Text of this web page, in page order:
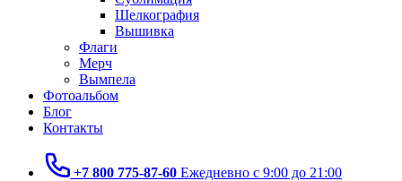
Шелкография
Вышивка
Флаги
Мерч
Вымпела
Фотоальбом
Блог
Контакты
+7 800 775-87-60 Ежедневно с 9:00 до 21:00